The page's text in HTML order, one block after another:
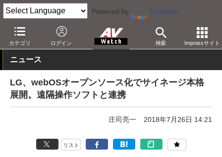
Powered by Translate
カテゴリ ログイン 検索 Impressサイト
AV Watch 動向 業界動向
ニュース
LG、webOSオープンソース化でサイネージ本格
展開。遠隔操作ソフトと連携
庄司亮一 2018年7月26日 14:21
リスト